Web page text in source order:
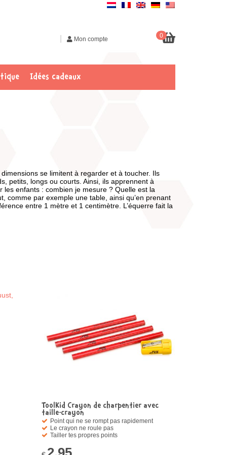
Mon compte
0
Idées cadeaux
se limitent à regarder et à toucher. Ils
petits, longs ou courts. Ainsi, ils apprennent à
enfants : combien je mesure ? Quelle est la
comme par exemple une table, ainsi qu’en prenant
entre 1 mètre et 1 centimètre. L’équerre fait la
ToolKid Crayon de charpentier avec
taille-crayon
Point qui ne se rompt pas rapidement
Le crayon ne roule pas
Tailler tes propres points